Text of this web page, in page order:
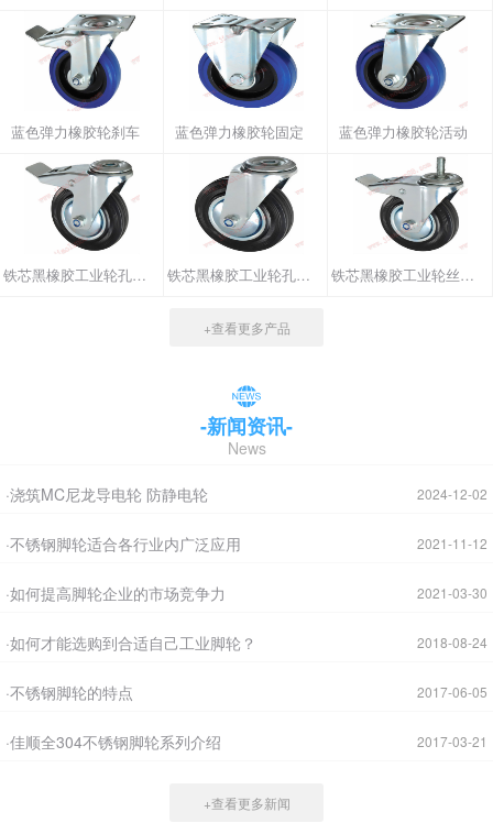
蓝色弹力橡胶轮刹车 蓝色弹力橡胶轮固定 蓝色弹力橡胶轮活动
铁芯黑橡胶工业轮孔顶刹车 铁芯黑橡胶工业轮孔顶活动 铁芯黑橡胶工业轮丝杆刹车
+查看更多产品
-新闻资讯-
News
2024-12-02
·浇筑MC尼龙导电轮 防静电轮
2021-11-12
·不锈钢脚轮适合各行业内广泛应用
2021-03-30
·如何提高脚轮企业的市场竞争力
2018-08-24
·如何才能选购到合适自己工业脚轮？
2017-06-05
·不锈钢脚轮的特点
2017-03-21
·佳顺全304不锈钢脚轮系列介绍
+查看更多新闻